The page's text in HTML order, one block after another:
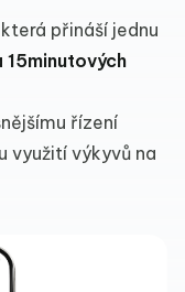
přináší jednu
řízení
využití výkyvů na